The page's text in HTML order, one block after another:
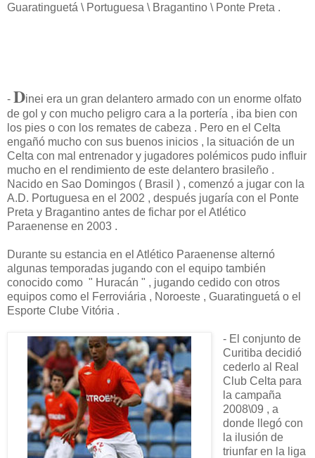
Guaratinguetá \ Portuguesa \ Bragantino \ Ponte Preta .
- Dinei era un gran delantero armado con un enorme olfato
de gol y con mucho peligro cara a la portería , iba bien con
los pies o con los remates de cabeza . Pero en el Celta
engañó mucho con sus buenos inicios , la situación de un
Celta con mal entrenador y jugadores polémicos pudo influir
mucho en el rendimiento de este delantero brasileño .
Nacido en Sao Domingos ( Brasil ) , comenzó a jugar con la
A.D. Portuguesa en el 2002 , después jugaría con el Ponte
Preta y Bragantino antes de fichar por el Atlético
Paraenense en 2003 .
Durante su estancia en el Atlético Paraenense alternó
algunas temporadas jugando con el equipo también
conocido como " Huracán " , jugando cedido con otros
equipos como el Ferroviária , Noroeste , Guaratinguetá o el
Esporte Clube Vitória .
- El conjunto de
Curitiba decidió
cederlo al Real
Club Celta para
la campaña
2008\09 , a
donde llegó con
la ilusión de
triunfar en la liga